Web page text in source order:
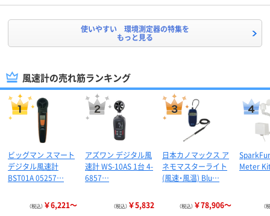
使いやすい 環境測定器の特集を
もっと見る
風速計の売れ筋ランキング
ビッグマン スマート
デジタル風速計
BST01A 05257…
（税込） ￥6,221～
アズワン デジタル風
速計 WS-10AS 1台 4-
6857…
（税込） ￥5,832
日本カノマックス ア
ネモマスターライト
(風速・風温) Blu…
（税込） ￥78,906～
Meter
（